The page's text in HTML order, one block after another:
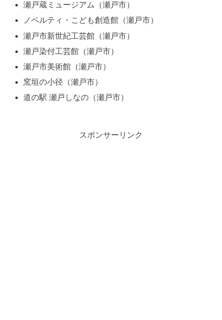
瀬戸蔵ミュージアム（瀬戸市）
ノベルティ・こども創造館（瀬戸市）
瀬戸市新世紀工芸館（瀬戸市）
瀬戸染付工芸館（瀬戸市）
瀬戸市美術館（瀬戸市）
窯垣の小径（瀬戸市）
道の駅 瀬戸しなの（瀬戸市）
スポンサーリンク